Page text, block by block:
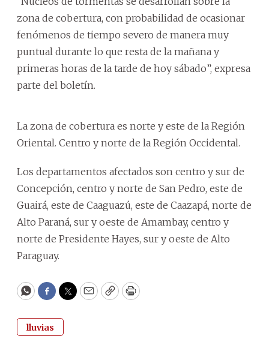
zona de cobertura, con probabilidad de ocasionar
fenómenos de tiempo severo de manera muy
puntual durante lo que resta de la mañana y
primeras horas de la tarde de hoy sábado”, expresa
parte del boletín.
La zona de cobertura es norte y este de la Región
Oriental. Centro y norte de la Región Occidental.
Los departamentos afectados son centro y sur de
Concepción, centro y norte de San Pedro, este de
Guairá, este de Caaguazú, este de Caazapá, norte de
Alto Paraná, sur y oeste de Amambay, centro y
norte de Presidente Hayes, sur y oeste de Alto
Paraguay.
WhatsApp
Facebook
Twitter
EmailCopyPrint
lluvias